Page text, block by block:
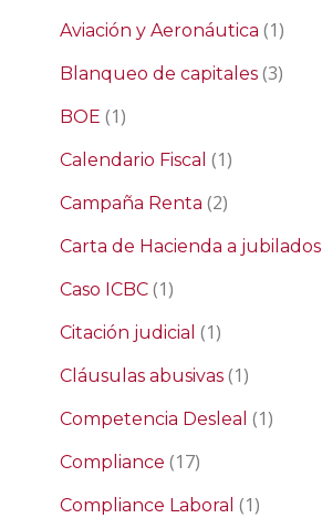
Aviación y Aeronáutica (1)
Blanqueo de capitales (3)
BOE (1)
Calendario Fiscal (1)
Campaña Renta (2)
Carta de Hacienda a jubilados
Caso ICBC (1)
Citación judicial (1)
Cláusulas abusivas (1)
Competencia Desleal (1)
Compliance (17)
Compliance Laboral (1)